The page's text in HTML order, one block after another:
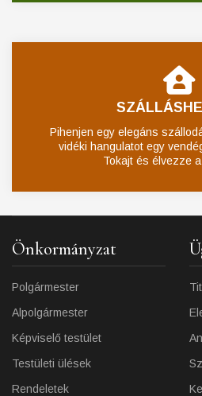
Pihenjen egy elegáns
vidéki hangulatot egy
Tokajt és élvezze
Önkormányzat
Polgármester
Alpolgármester
Képviselő testület
Testületi ülések
Rendeletek